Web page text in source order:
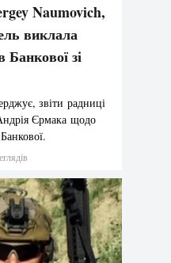
Naumovich,
виклала
Банкової зі
звіти радниці
Єрмака щодо